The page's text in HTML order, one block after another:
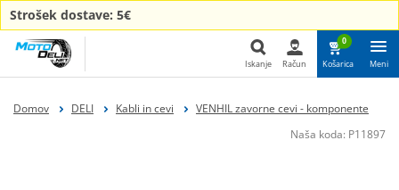
Strošek dostave: 5€
Iskanje
Iskanje Račun
0
Košarica Meni
Domov DELI Kabli in cevi
VENHIL zavorne cevi - komponente
Naša koda: P11897